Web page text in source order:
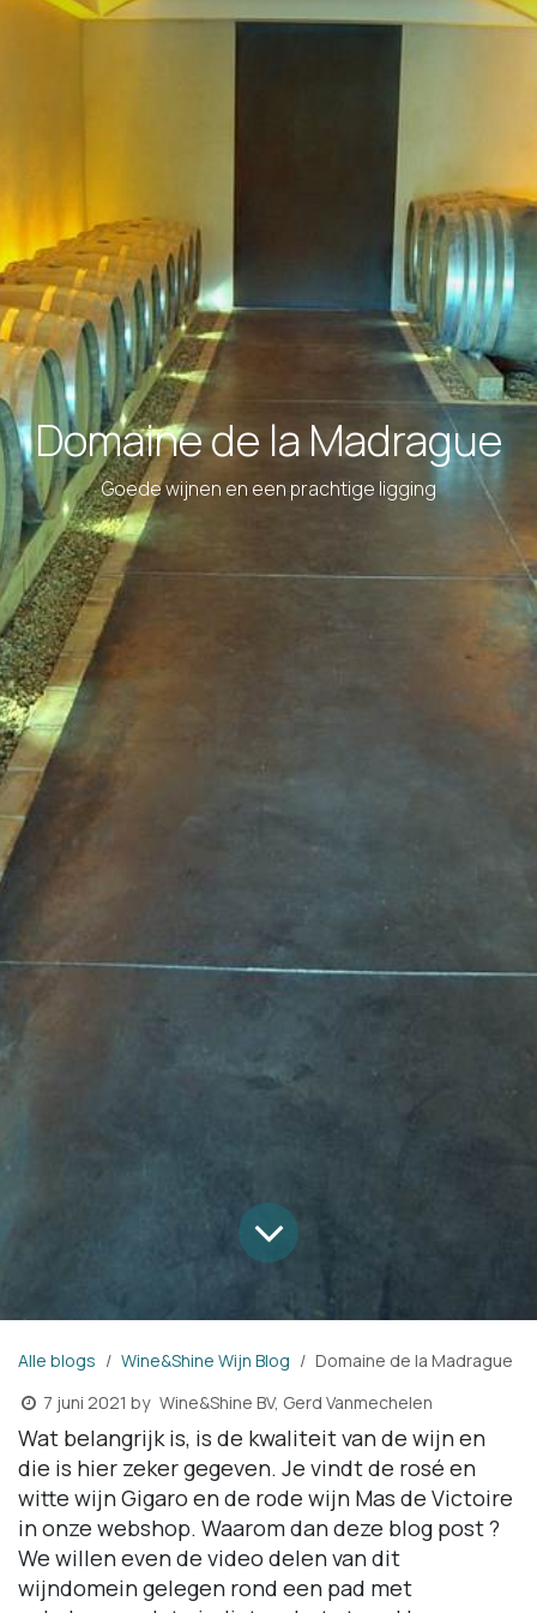
Domaine de la Madrague
Goede wijnen en een prachtige ligging
Alle blogs Wine&Shine Wijn Blog
Domaine de la Madrague
7 juni 2021 by Wine&Shine BV, Gerd Vanmechelen
Wat belangrijk is, is de kwaliteit van de wijn en
die is hier zeker gegeven. Je vindt de rosé en
witte wijn Gigaro en de rode wijn Mas de Victoire
in onze webshop. Waarom dan deze blog post ?
We willen even de video delen van dit
wijndomein gelegen rond een pad met